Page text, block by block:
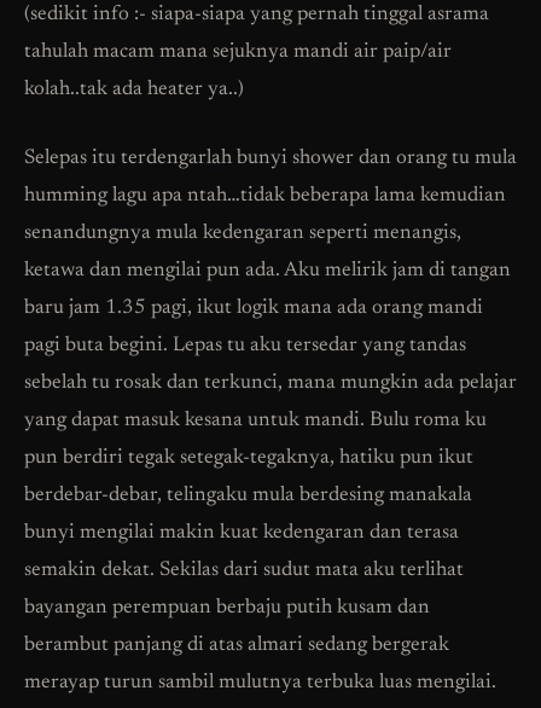
(sedikit info :- siapa-siapa yang pernah tinggal asrama
tahulah macam mana sejuknya mandi air paip/air
kolah..tak ada heater ya..)
Selepas itu terdengarlah bunyi shower dan orang tu mula
humming lagu apa ntah…tidak beberapa lama kemudian
senandungnya mula kedengaran seperti menangis,
ketawa dan mengilai pun ada. Aku melirik jam di tangan
baru jam 1.35 pagi, ikut logik mana ada orang mandi
pagi buta begini. Lepas tu aku tersedar yang tandas
sebelah tu rosak dan terkunci, mana mungkin ada pelajar
yang dapat masuk kesana untuk mandi. Bulu roma ku
pun berdiri tegak setegak-tegaknya, hatiku pun ikut
berdebar-debar, telingaku mula berdesing manakala
bunyi mengilai makin kuat kedengaran dan terasa
semakin dekat. Sekilas dari sudut mata aku terlihat
bayangan perempuan berbaju putih kusam dan
berambut panjang di atas almari sedang bergerak
merayap turun sambil mulutnya terbuka luas mengilai.